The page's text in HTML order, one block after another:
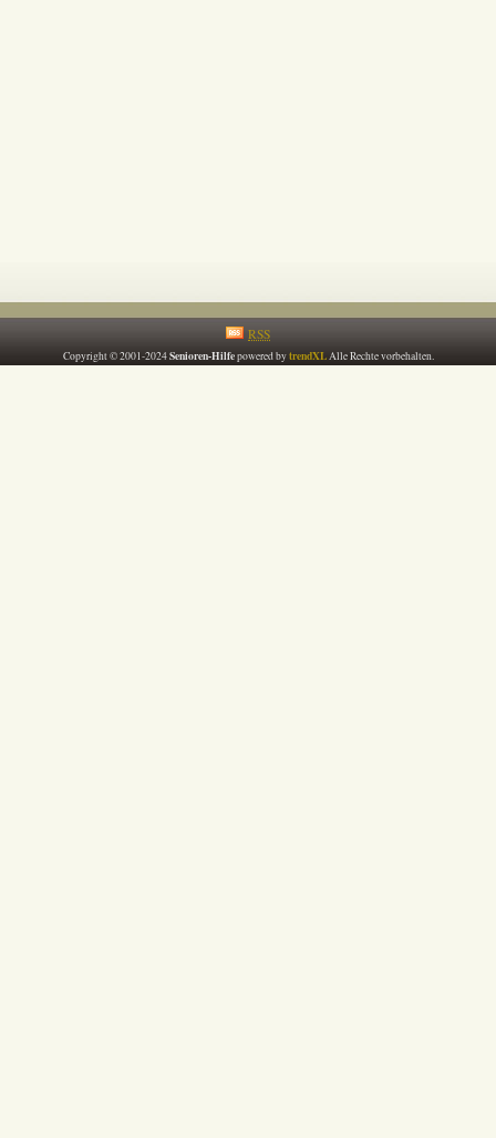
RSS
Copyright © 2001-2024Senioren-Hilfepowered bytrendXLAlle Rechte vorbehalten.